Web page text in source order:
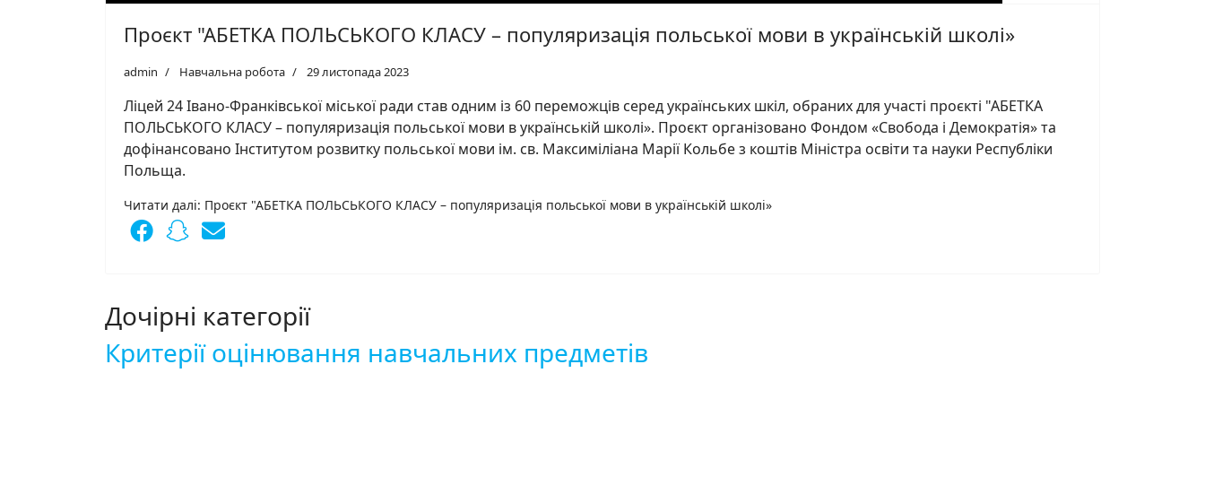
Проєкт "АБЕТКА ПОЛЬСЬКОГО КЛАСУ – популяризація польської мови в українській школі»
admin Навчальна робота 29 листопада 2023
Ліцей 24 Івано-Франківської міської ради став одним із 60 переможців серед українських шкіл, обраних для участі проєкті "АБЕТКА
ПОЛЬСЬКОГО КЛАСУ – популяризація польської мови в українській школі». Проєкт організовано Фондом «Свобода і Демократія» та
дофінансовано Інститутом розвитку польської мови ім. св. Максиміліана Марії Кольбе з коштів Міністра освіти та науки Республіки
Польща.
Читати далі: Проєкт "АБЕТКА ПОЛЬСЬКОГО КЛАСУ – популяризація польської мови в українській школі»
Дочірні категорії
Критерії оцінювання навчальних предметів